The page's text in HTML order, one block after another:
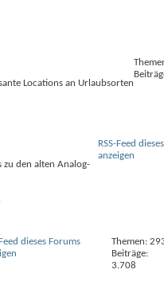
Locations an Urlaubsorten
zu den alten Analog-
RSS-Feed
anzeigen
dieses Forums
Themen:
Beiträge:
3.708